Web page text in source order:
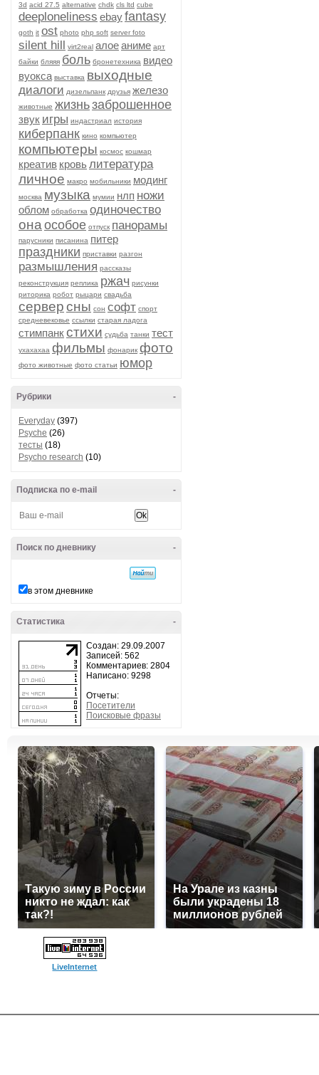
3d acid 27.5 alternative chdk cls ltd cube
deeploneliness ebayfantasy
goth it ost photo php soft server foto
silent hill virt2real алоеаниме арт
байки бляяя боль бронетехника видео
вуокса выставка выходные
диалоги дизельпанк друзья железо
животные жизньзаброшенное
звук игры индастриал история
киберпанк кино компьютер
компьютеры космос кошмар
креатив кровьлитература
личное макро мобильники модинг
москва музыка мумии нлп ножи
облом обработка одиночество
она особое отпуск панорамы
парусники писанина питер
праздники приставки разгон
размышления рассказы
реконструкция реплика ржач рисунки
риторика робот рыцари свадьба
серверсны сон софт спорт
средневековье ссылки старая ладога
стимпанкстихи судьба танки тест
ухахахаа фильмы фонарик фото
фото животные фото статьи юмор
-
Рубрики
Everyday (397)
Psyche (26)
тесты (18)
Psycho research (10)
-
Подписка по e-mail
-
Поиск по дневнику
в этом дневнике
-
Статистика
Создан: 29.09.2007
Записей: 562
Комментариев: 2804
Написано: 9298
Отчеты:
Посетители
Поисковые фразы
Такую зиму в России
никто не ждал: как
так?!
На Урале из казны
были украдены 18
миллионов рублей
LiveInternet